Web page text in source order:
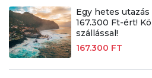
Egy hetes utazás
167.300 Ft-ért!
szállással!
167.300 FT